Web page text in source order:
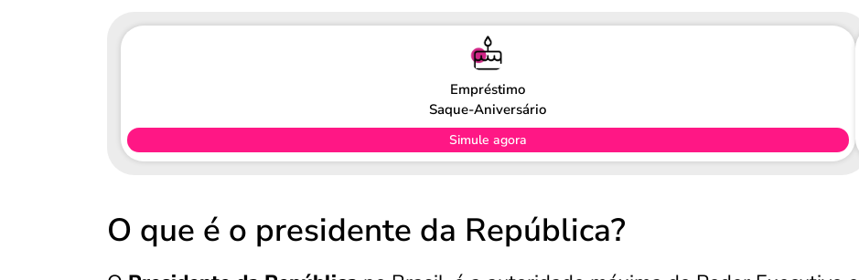
Empréstimo
Saque-Aniversário
Simule agora
O que é o presidente da República?